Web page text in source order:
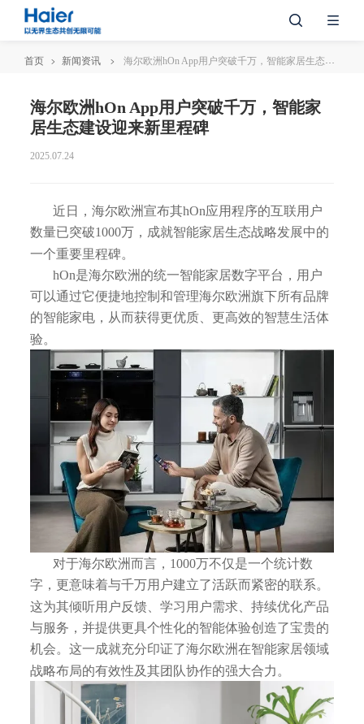
首页 新闻资讯 海尔欧洲hOn App用户突破千万，智能家居生态建设迎来新里程碑
海尔欧洲hOn App用户突破千万，智能家
居生态建设迎来新里程碑
2025.07.24
近日，海尔欧洲宣布其hOn应用程序的互联用户
数量已突破1000万，成就智能家居生态战略发展中的
一个重要里程碑。
hOn是海尔欧洲的统一智能家居数字平台，用户
可以通过它便捷地控制和管理海尔欧洲旗下所有品牌
的智能家电，从而获得更优质、更高效的智慧生活体
验。
对于海尔欧洲而言，1000万不仅是一个统计数
字，更意味着与千万用户建立了活跃而紧密的联系。
这为其倾听用户反馈、学习用户需求、持续优化产品
与服务，并提供更具个性化的智能体验创造了宝贵的
机会。这一成就充分印证了海尔欧洲在智能家居领域
战略布局的有效性及其团队协作的强大合力。